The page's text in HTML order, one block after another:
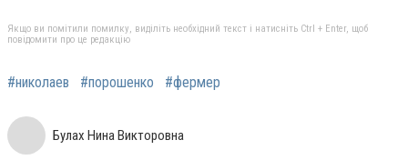
Якщо ви помітили помилку, виділіть необхідний текст і натисніть Ctrl + Enter, щоб
повідомити про це редакцію
#николаев #порошенко #фермер
Булах Нина Викторовна